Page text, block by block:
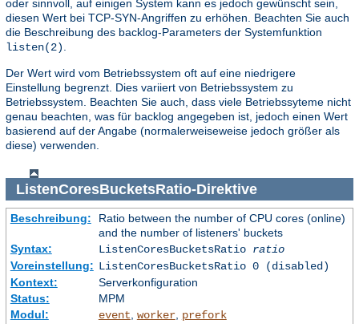
oder sinnvoll, auf einigen System kann es jedoch gewünscht sein,
diesen Wert bei TCP-SYN-Angriffen zu erhöhen. Beachten Sie auch
die Beschreibung des backlog-Parameters der Systemfunktion
listen(2)
Der Wert wird vom Betriebssystem oft auf eine niedrigere
Einstellung begrenzt. Dies variiert von Betriebssystem zu
Betriebssystem. Beachten Sie auch, dass viele Betriebssyteme nicht
genau beachten, was für backlog angegeben ist, jedoch einen Wert
basierend auf der Angabe (normalerweiseweise jedoch größer als
diese) verwenden.
ListenCoresBucketsRatio-Direktive
Beschreibung:
Ratio between the number of CPU cores (online)
and the number of listeners' buckets
Syntax:
ListenCoresBucketsRatio ratio
Voreinstellung: ListenCoresBucketsRatio 0 (disabled)
Kontext:
Serverkonfiguration
Status:
MPM
Modul:
event, worker, prefork